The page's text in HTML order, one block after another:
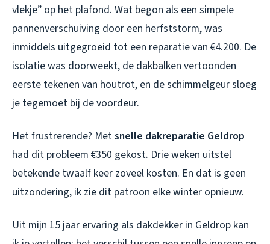
vlekje” op het plafond. Wat begon als een simpele
pannenverschuiving door een herfststorm, was
inmiddels uitgegroeid tot een reparatie van €4.200. De
isolatie was doorweekt, de dakbalken vertoonden
eerste tekenen van houtrot, en de schimmelgeur sloeg
je tegemoet bij de voordeur.
Het frustrerende? Metsnelle dakreparatie Geldrop
had dit probleem €350 gekost. Drie weken uitstel
betekende twaalf keer zoveel kosten. En dat is geen
uitzondering, ik zie dit patroon elke winter opnieuw.
Uit mijn 15 jaar ervaring als dakdekker in Geldrop kan